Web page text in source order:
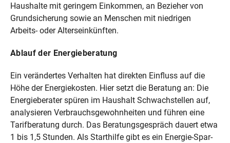
Haushalte mit geringem Einkommen, an Bezieher von
Grundsicherung sowie an Menschen mit niedrigen
Arbeits- oder Alterseinkünften.
Ablauf der Energieberatung
Ein verändertes Verhalten hat direkten Einfluss auf die
Höhe der Energiekosten. Hier setzt die Beratung an: Die
Energieberater spüren im Haushalt Schwachstellen auf,
analysieren Verbrauchsgewohnheiten und führen eine
Tarifberatung durch. Das Beratungsgespräch dauert etwa
1 bis 1,5 Stunden. Als Starthilfe gibt es ein Energie-Spar­